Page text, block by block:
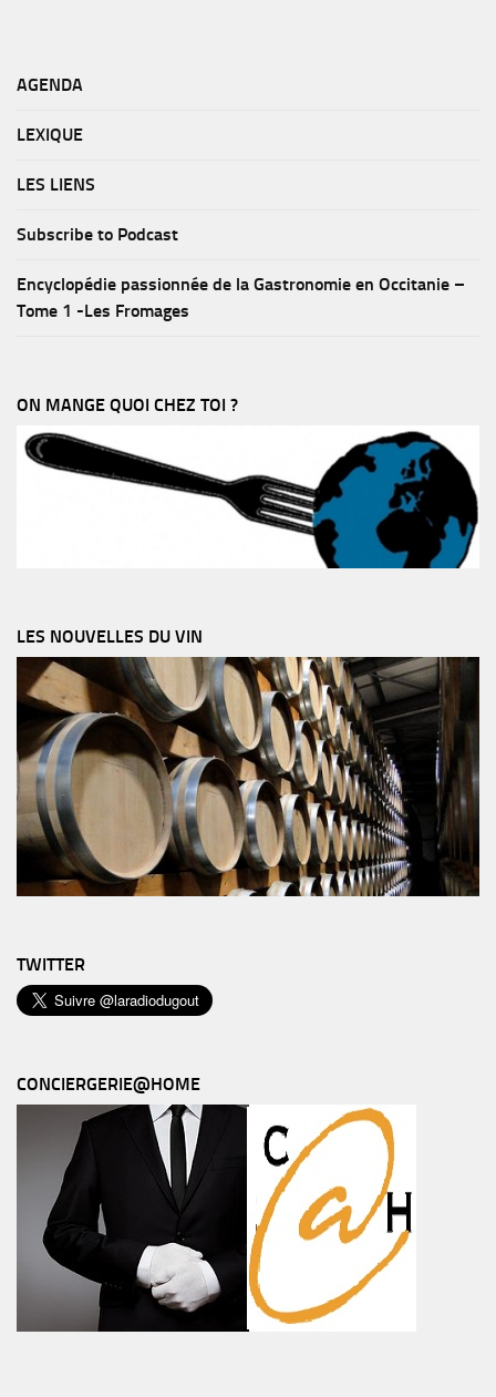
AGENDA
LEXIQUE
LES LIENS
Subscribe to Podcast
Encyclopédie passionnée de la Gastronomie en Occitanie –
Tome 1 -Les Fromages
ON MANGE QUOI CHEZ TOI ?
LES NOUVELLES DU VIN
TWITTER
CONCIERGERIE@HOME